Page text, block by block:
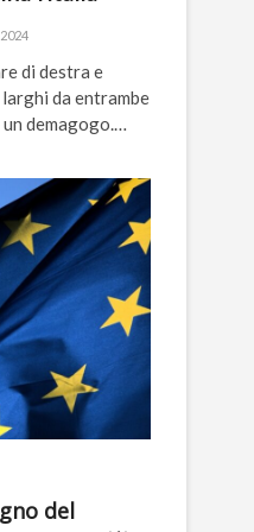
di destra e
da entrambe
demagogo.…
del